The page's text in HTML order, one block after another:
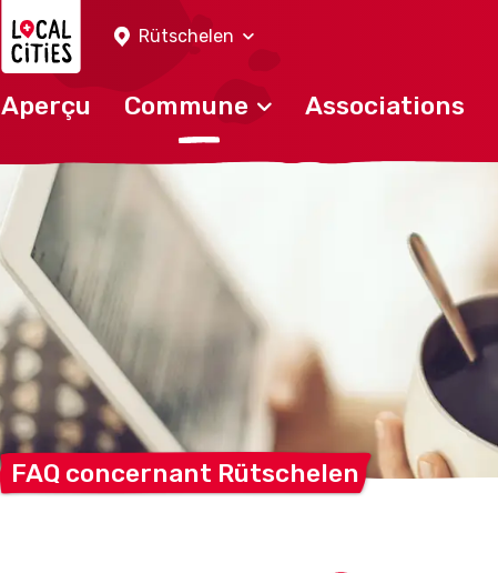
Rütschelen
Aperçu Commune Associations
FAQ concernant Rütschelen